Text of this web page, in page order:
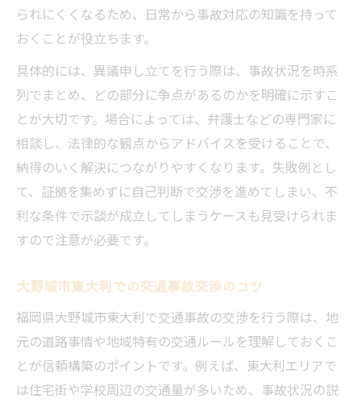
られにくくなるため、日常から事故対応の知識を持って
おくことが役立ちます。
具体的には、異議申し立てを行う際は、事故状況を時系
列でまとめ、どの部分に争点があるのかを明確に示すこ
とが大切です。場合によっては、弁護士などの専門家に
相談し、法律的な観点からアドバイスを受けることで、
納得のいく解決につながりやすくなります。失敗例とし
て、証拠を集めずに自己判断で交渉を進めてしまい、不
利な条件で示談が成立してしまうケースも見受けられま
すので注意が必要です。
大野城市東大利での交通事故交渉のコツ
福岡県大野城市東大利で交通事故の交渉を行う際は、地
元の道路事情や地域特有の交通ルールを理解しておくこ
とが信頼構築のポイントです。例えば、東大利エリアで
は住宅街や学校周辺の交通量が多いため、事故状況の説